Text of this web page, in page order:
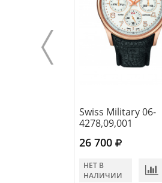
Swiss Military 06-
4278,09,001
26 700
НЕТ В
НАЛИЧИИ